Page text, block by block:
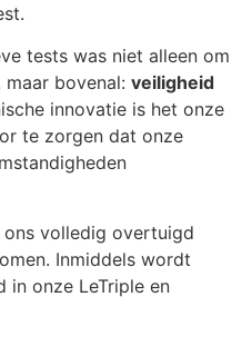
tests was niet alleen om
bovenal: veiligheid
innovatie is het onze
te zorgen dat onze
volledig overtuigd
Inmiddels wordt
in onze LeTriple en